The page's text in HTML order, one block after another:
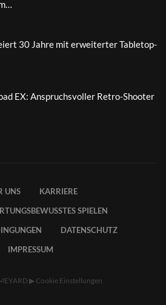
30 Jahre mit erweiterter Tabletop-
EX: Anspruchsvoller Retro-Shooter
UNS
KARRIERE
SPIELEN
DATENSCHUTZ
IMPRESSUM
▶ Cookie Einstellungen